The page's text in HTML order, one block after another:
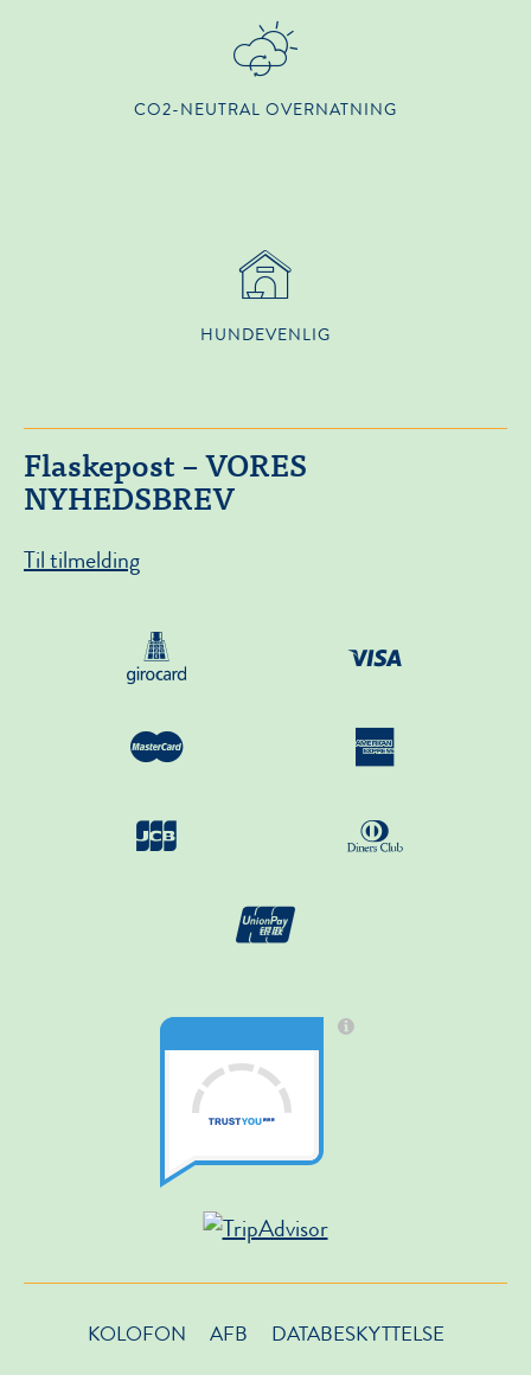
CO2-NEUTRAL OVERNATNING
HUNDEVENLIG
Flaskepost – VORES
NYHEDSBREV
Til tilmelding
KOLOFON AFB
DATABESKYTTELSE